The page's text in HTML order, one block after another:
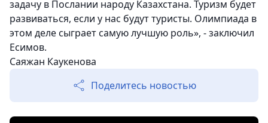
задачу в Послании народу Казахстана. Туризм будет
развиваться, если у нас будут туристы. Олимпиада в
этом деле сыграет самую лучшую роль», - заключил
Есимов.
Саяжан Каукенова
Поделитесь новостью